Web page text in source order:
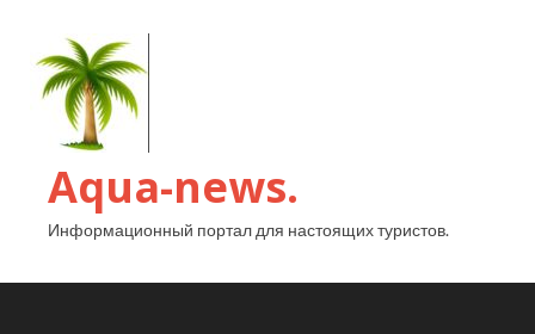
Aqua-news.
Информационный портал для настоящих туристов.